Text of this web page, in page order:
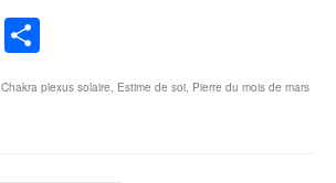
Chakra plexus solaire Estime de soi Pierre du mois de mars